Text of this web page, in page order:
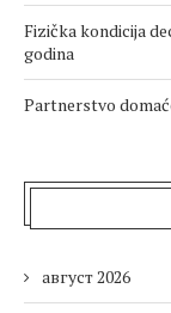
Fizička kondicija
godina
Partnerstvo
август 2026